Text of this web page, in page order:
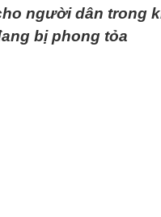
người dân trong
bị phong tỏa